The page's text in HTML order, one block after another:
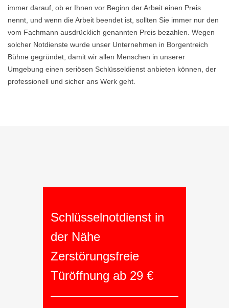
immer darauf, ob er Ihnen vor Beginn der Arbeit einen Preis
nennt, und wenn die Arbeit beendet ist, sollten Sie immer nur den
vom Fachmann ausdrücklich genannten Preis bezahlen. Wegen
solcher Notdienste wurde unser Unternehmen in Borgentreich
Bühne gegründet, damit wir allen Menschen in unserer
Umgebung einen seriösen Schlüsseldienst anbieten können, der
professionell und sicher ans Werk geht.
Schlüsselnotdienst in
der Nähe
Zerstörungsfreie
Türöffnung ab 29 €